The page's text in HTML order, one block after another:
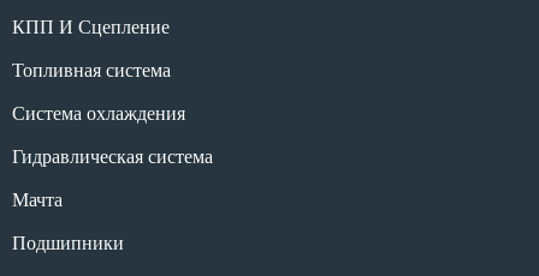
КПП И Сцепление
Топливная система
Система охлаждения
Гидравлическая система
Мачта
Подшипники